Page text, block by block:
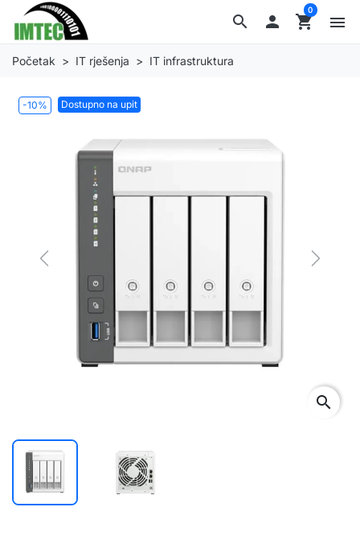
search  shopping_cart
0
menu
Početak IT rješenja IT infrastruktura
-10% Dostupno na upit
Previous Next
search